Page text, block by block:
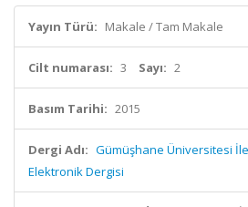
Yayın Türü: Makale / Tam Makale
Cilt numarası: 3 Sayı: 2
Basım Tarihi: 2015
Dergi Adı: Gümüşhane Üniversitesi
Elektronik Dergisi